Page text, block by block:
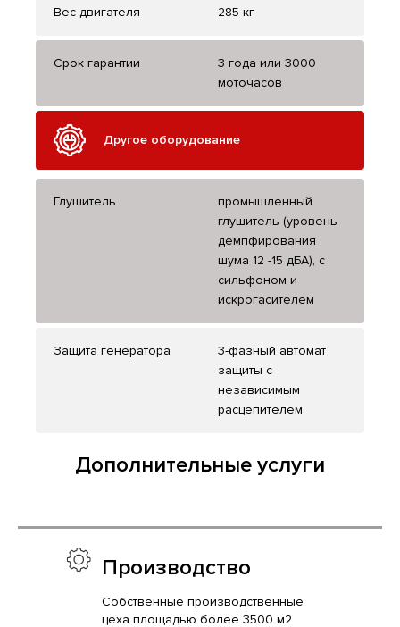
Вес двигателя 285 кг
Срок гарантии
3 года или 3000
моточасов
Другое оборудование
Глушитель
промышленный
глушитель (уровень
демпфирования
шума 12 -15 дБА), с
сильфоном и
искрогасителем
Защита генератора
3-фазный автомат
защиты с
независимым
расцепителем
Дополнительные услуги
Производство
Собственные производственные
цеха площадью более 3500 м2